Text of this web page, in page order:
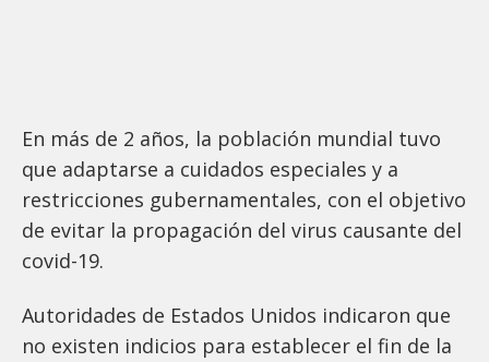
En más de 2 años, la población mundial tuvo
que adaptarse a cuidados especiales y a
restricciones gubernamentales, con el objetivo
de evitar la propagación del virus causante del
covid-19.
Autoridades de Estados Unidos indicaron que
no existen indicios para establecer el fin de la